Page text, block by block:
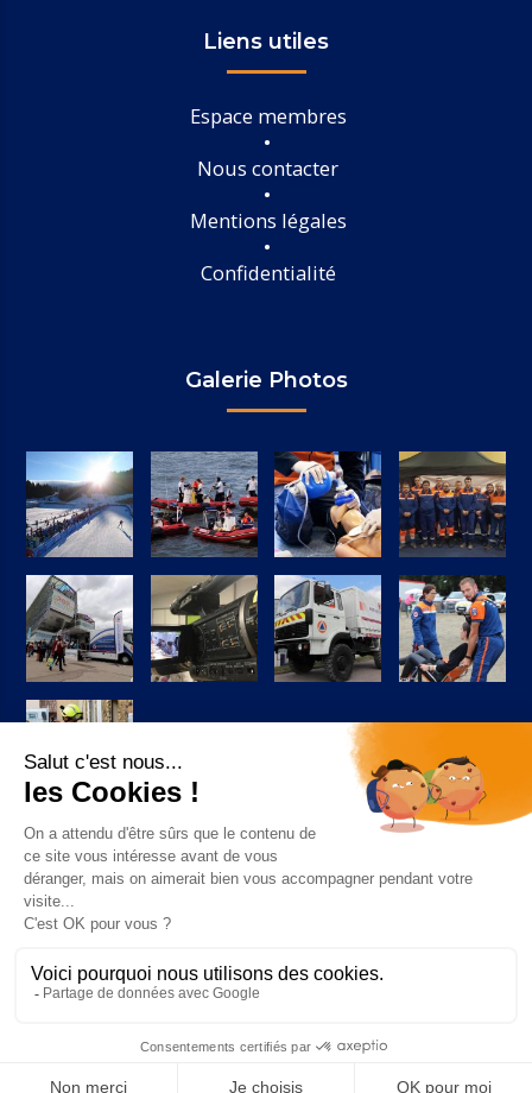
Liens utiles
Espace membres
Nous contacter
Mentions légales
Confidentialité
Galerie Photos
Suivez-nous sur Facebook